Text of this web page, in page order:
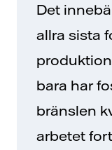
Det
allra sista
bara har
bränslen
arbetet